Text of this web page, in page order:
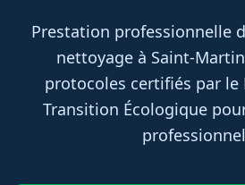
Prestation professionnelle
nettoyage à Saint-
protocoles certifiés par le
Transition Écologique